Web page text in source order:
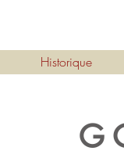
Historique